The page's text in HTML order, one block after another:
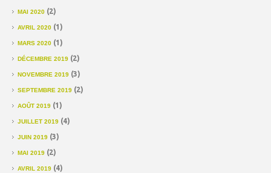
MAI 2020 (2)
AVRIL 2020 (1)
MARS 2020 (1)
DÉCEMBRE 2019 (2)
NOVEMBRE 2019 (3)
SEPTEMBRE 2019 (2)
AOÛT 2019 (1)
JUILLET 2019 (4)
JUIN 2019 (3)
MAI 2019 (2)
AVRIL 2019 (4)